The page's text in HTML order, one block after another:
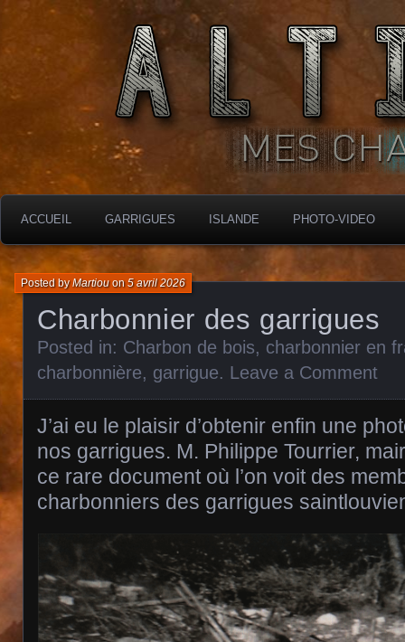
ALTIMARA
MES CHARBONNIÈRES
ACCUEIL GARRIGUES ISLANDE PHOTO-VIDEO
Charbonnier des garrigues
Posted byMartiouon5 avril 2026
Posted in: Charbon de bois, charbonnier en
charbonnière, garrigue. Leave a Comment
J’ai eu le plaisir d’obtenir enfin une
nos garrigues. M. Philippe Tourrier,
ce rare document où l’on voit des
charbonniers des garrigues